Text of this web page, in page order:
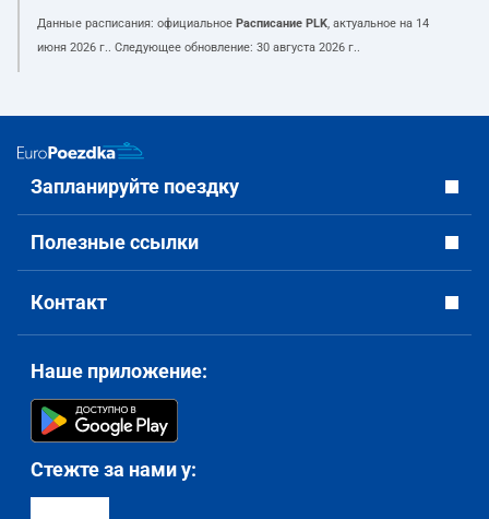
Данные расписания: официальное Расписание PLK, актуальное на 14
июня 2026 г.. Следующее обновление: 30 августа 2026 г..
Запланируйте поездку
Полезные ссылки
Контакт
Наше приложение:
Стежте за нами у: